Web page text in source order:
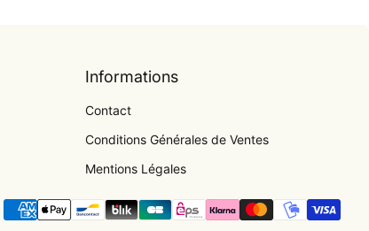
Informations
Contact
Conditions Générales de Ventes
Mentions Légales
Modes de paiement